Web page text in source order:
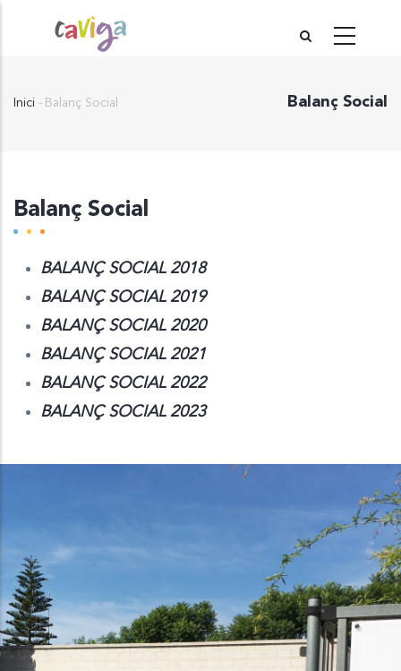
Balanç Social
Inici - Balanç Social
Balanç Social
BALANÇ SOCIAL 2018
BALANÇ SOCIAL 2019
BALANÇ SOCIAL 2020
BALANÇ SOCIAL 2021
BALANÇ SOCIAL 2022
BALANÇ SOCIAL 2023